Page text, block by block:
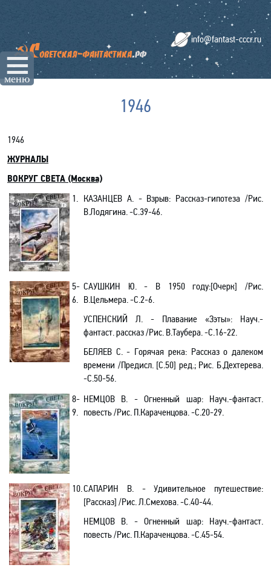
☰
меню
info@fantast-cccr.ru
1946
1946
ЖУРНАЛЫ
ВОКРУГ СВЕТА (Москва)
1. КАЗАНЦЕВ А. - Взрыв: Рассказ-гипотеза /Рис.
В.Лодягина. -С.39-46.
5-
6.
САУШКИН Ю. - В 1950 году:[Очерк] /Рис.
В.Цельмера. -С.2-6.
УСПЕНСКИЙ Л. - Плавание «Зэты»: Науч.-
фантаст. рассказ /Рис. В.Таубера. -С.16-22.
БЕЛЯЕВ С. - Горячая река: Рассказ о далеком
времени /Предисл. [С.50] ред.; Рис. Б.Дехтерева.
-C.50-56.
8-
9.
НЕМЦОВ В. - Огненный шар: Науч.-фантаст.
повесть /Рис. П.Караченцова. -С.20-29.
10.САПАРИН В. - Удивительное путешествие:
[Рассказ] /Рис. Л.Смехова. -С.40-44.
НЕМЦОВ В. - Огненный шар: Науч.-фантаст.
повесть /Рис. П.Караченцова. -С.45-54.